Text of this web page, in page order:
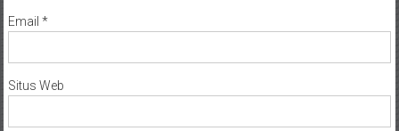
Email *
Situs Web